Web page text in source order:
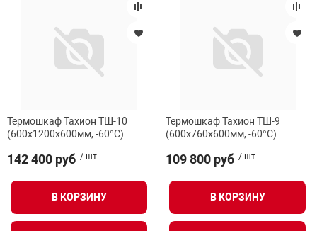
Термошкаф Тахион ТШ-10
(600х1200х600мм, -60°С)
142 400 руб / шт.
В КОРЗИНУ
Термошкаф Тахион ТШ-9
(600х760х600мм, -60°С)
109 800 руб / шт.
В КОРЗИНУ